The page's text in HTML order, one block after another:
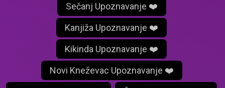
Sečanj Upoznavanje ❤️
Kanjiža Upoznavanje ❤️
Kikinda Upoznavanje ❤️
Novi Kneževac Upoznavanje ❤️